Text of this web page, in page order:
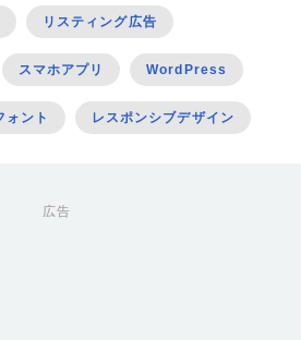
リスティング広告
スマホアプリ WordPress
ォント レスポンシブデザイン
広告